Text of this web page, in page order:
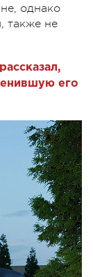
однако
также не
его